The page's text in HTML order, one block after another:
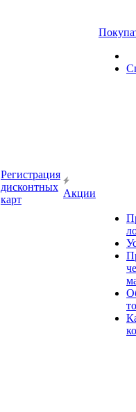
Регистрация
дисконтных
карт
Акции